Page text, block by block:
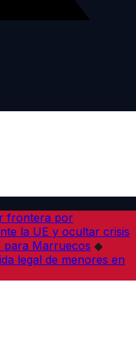
frontera por
la UE y ocultar crisis
para Marruecos ◆
legal de menores en